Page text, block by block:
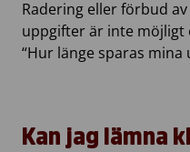
Radering eller förbud
uppgifter är inte möjligt
“Hur länge sparas mina
Kan jag lämna